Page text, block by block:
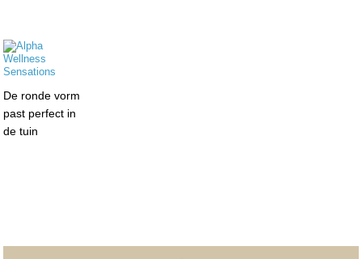
De ronde vorm
past perfect in
de tuin